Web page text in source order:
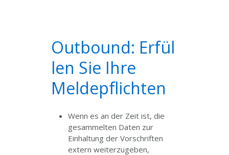
Outbound: Erfül
len Sie Ihre
Meldepflichten
Wenn es an der Zeit ist, die
gesammelten Daten zur
Einhaltung der Vorschriften
extern weiterzugeben,